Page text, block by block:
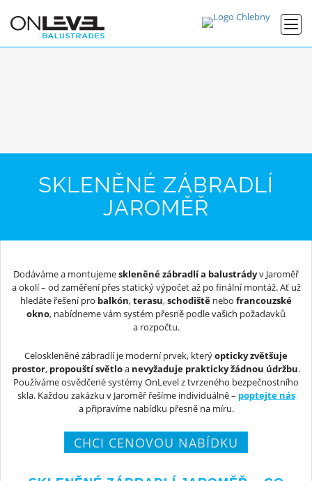
SKLENĚNÉ ZÁBRADLÍ
JAROMĚŘ
Dodáváme a montujemeskleněné zábradlí a balustrádyv Jaroměř
a okolí – od zaměření přes statický výpočet až po finální montáž. Ať už
hledáte řešení pro balkón,terasu,schodiště nebo francouzské
okno, nabídneme vám systém přesně podle vašich požadavků
a rozpočtu.
Celoskleněné zábradlí je moderní prvek, kterýopticky zvětšuje
prostor, propouští světloa nevyžaduje prakticky žádnou údržbu.
Používáme osvědčené systémy OnLevel z tvrzeného bezpečnostního
skla. Každou zakázku v Jaroměř řešíme individuálně – poptejte nás
a připravíme nabídku přesně na míru.
CHCI CENOVOU NABÍDKU